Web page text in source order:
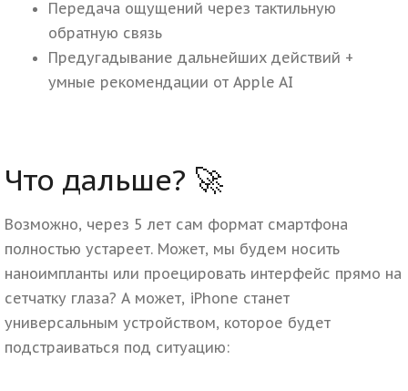
Передача ощущений через тактильную
обратную связь
Предугадывание дальнейших действий +
умные рекомендации от Apple AI
Что дальше? 🚀
Возможно, через 5 лет сам формат смартфона
полностью устареет. Может, мы будем носить
наноимпланты или проецировать интерфейс прямо на
сетчатку глаза? А может, iPhone станет
универсальным устройством, которое будет
подстраиваться под ситуацию: